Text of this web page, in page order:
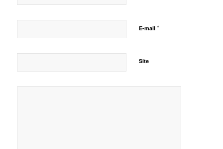
E-mail *
Site